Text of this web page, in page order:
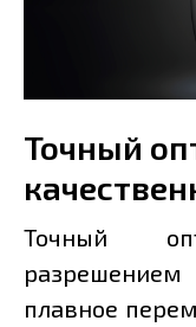
Точный
Точный
плавное